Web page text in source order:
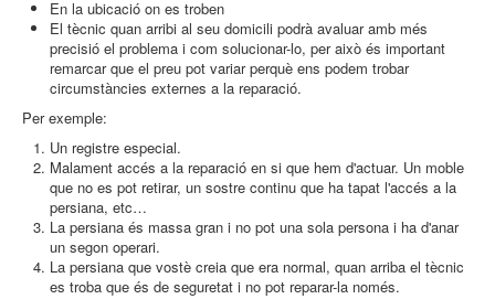
En la ubicació on es troben
El tècnic quan arribi al seu domicili podrà avaluar amb més
precisió el problema i com solucionar-lo, per això és important
remarcar que el preu pot variar perquè ens podem trobar
circumstàncies externes a la reparació.
Per exemple:
Un registre especial.
Malament accés a la reparació en si que hem d'actuar. Un moble
que no es pot retirar, un sostre continu que ha tapat l'accés a la
persiana, etc…
La persiana és massa gran i no pot una sola persona i ha d'anar
un segon operari.
La persiana que vostè creia que era normal, quan arriba el tècnic
es troba que és de seguretat i no pot reparar-la només.